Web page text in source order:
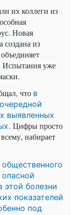
их коллеги из
Новая
создана из
Испытания уже
что в
выявленных
Цифры просто
набирает
болезни
показателей
под